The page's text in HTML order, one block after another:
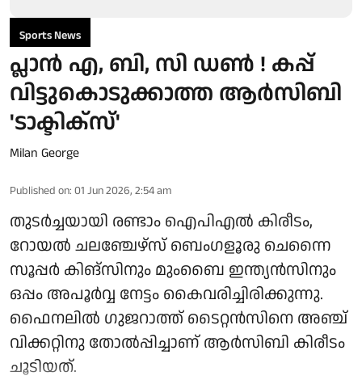
Sports News
പ്ലാന്‍ എ, ബി, സി ഡണ്‍ ! കപ്പ്
വിട്ടുകൊടുക്കാത്ത ആര്‍സിബി
'ടാക്ടിക്സ്'
Milan George
Published on: 01 Jun 2026, 2:54 am
തുടര്‍ച്ചയായി രണ്ടാം ഐപിഎല്‍ കിരീടം,
റോയല്‍ ചലഞ്ചേഴ്സ് ബെംഗളൂരു ചെന്നൈ
സൂപ്പര്‍ കിങ്സിനും മുംബൈ ഇന്ത്യന്‍സിനും
ഒപ്പം അപൂര്‍വ്വ നേട്ടം കൈവരിച്ചിരിക്കുന്നു.
ഫൈനലില്‍ ഗുജറാത്ത് ടൈറ്റന്‍സിനെ അഞ്ച്
വിക്കറ്റിനു തോല്‍പ്പിച്ചാണ് ആര്‍സിബി കിരീടം
ചൂടിയത്.